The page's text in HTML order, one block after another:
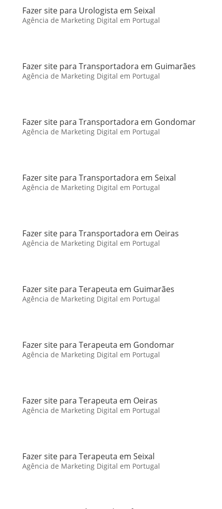
Fazer site para Urologista em Seixal
Agência de Marketing Digital em Portugal
Fazer site para Transportadora em Guimarães
Agência de Marketing Digital em Portugal
Fazer site para Transportadora em Gondomar
Agência de Marketing Digital em Portugal
Fazer site para Transportadora em Seixal
Agência de Marketing Digital em Portugal
Fazer site para Transportadora em Oeiras
Agência de Marketing Digital em Portugal
Fazer site para Terapeuta em Guimarães
Agência de Marketing Digital em Portugal
Fazer site para Terapeuta em Gondomar
Agência de Marketing Digital em Portugal
Fazer site para Terapeuta em Oeiras
Agência de Marketing Digital em Portugal
Fazer site para Terapeuta em Seixal
Agência de Marketing Digital em Portugal